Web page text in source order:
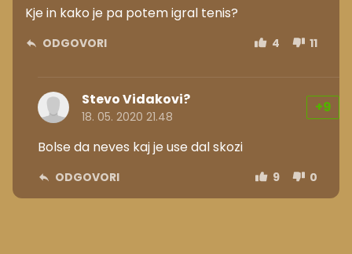
Kje in kako je pa potem igral tenis?
ODGOVORI 4 11
Stevo Vidakovi?
18. 05. 2020 21.48
+9
Bolse da neves kaj je use dal skozi
ODGOVORI 9 0